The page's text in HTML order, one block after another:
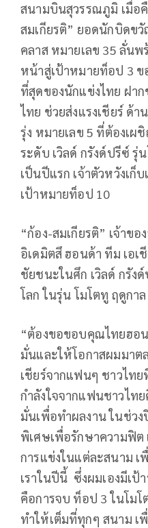
สนามบินสุวรรณภูมิ เมื่อ
สมเกียรติ” ยอดนักบิดขวั
คลาส หมายเลข 35 ลั่นพ
หน้าสู่เป้าหมายท็อป 3 ข
ที่สุดของนักแข่งไทย ฝา
ไทย ช่วยส่งแรงเชียร์ ด้
รุ่ง หมายเลข 5 ที่ต้องเผ
ระดับ เวิลด์ กรังด์ปรีซ์ รุ่
เป็นปีแรก เจ้าตัวหวังเก็
เป้าหมายท็อป 10
“ก้อง-สมเกียรติ” เจ้าขอ
อิเดมิตสึ ฮอนด้า ทีม เอ
ชัยชนะในศึก เวิลด์ กรัง
โลก ในรุ่น โมโตทู ฤดูกาล
“ต้องขอขอบคุณไทยฮอ
มั่นและให้โอกาสผมมา
เชียร์จากแฟนๆ ชาวไท
กำลังใจจากแฟนชาวไท
มั่นเพื่อทำผลงาน ในช่วง
พิเศษเพื่อรักษาความฟิ
การแข่งในแต่ละสนาม
เราในปีนี้ ซึ่งผมเองมีเ
คือการจบ ท็อป 3 ในโม
ทำให้เต็มที่ทุกๆ สนาม เ